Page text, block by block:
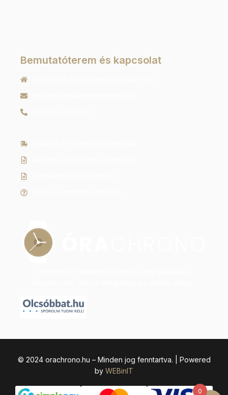
Bemutatóterem és kapcsolat
© 2024 orachrono.hu – Minden jog fenntartva. | Powered
by WEBinIT
0